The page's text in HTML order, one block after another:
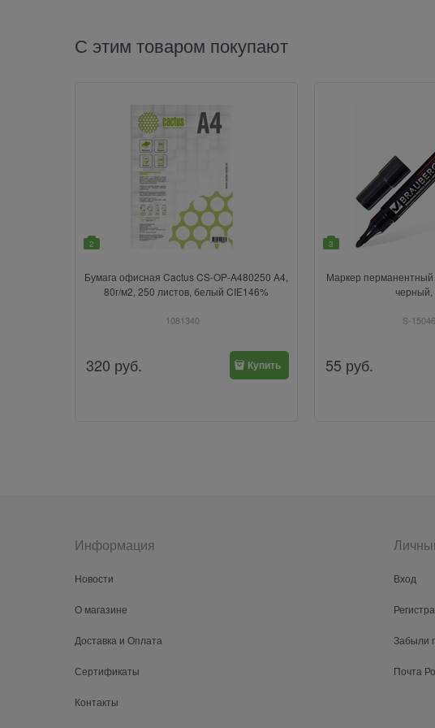
С этим товаром покупают
2
Бумага офисная Cactus CS-OP-A480250 A4,
80г/м2, 250 листов, белый CIE146%
1081340
320 руб. Купить
3
Маркер перманентный
S-
55 руб.
Информация
Новости
О магазине
Доставка и Оплата
Сертификаты
Контакты
Вход
Забыли
Почта